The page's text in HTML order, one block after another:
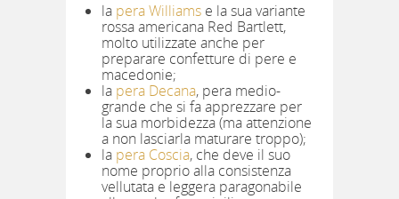
la pera Williams e la sua variante
rossa americana Red Bartlett,
molto utilizzate anche per
preparare confetture di pere e
macedonie;
la pera Decana, pera medio-
grande che si fa apprezzare per
la sua morbidezza (ma attenzione
a non lasciarla maturare troppo);
la pera Coscia, che deve il suo
nome proprio alla consistenza
vellutata e leggera paragonabile